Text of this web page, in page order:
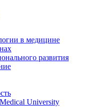
в медицине
развития
University